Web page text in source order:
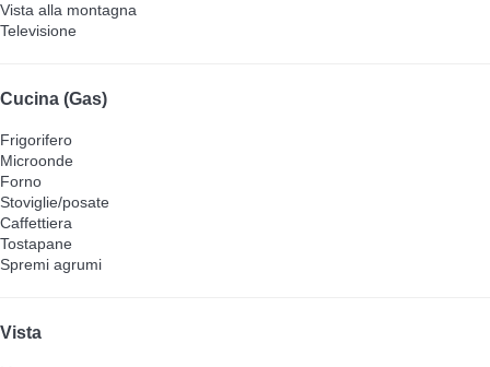
Vista alla montagna
Televisione
Cucina (Gas)
Frigorifero
Microonde
Forno
Stoviglie/posate
Caffettiera
Tostapane
Spremi agrumi
Vista